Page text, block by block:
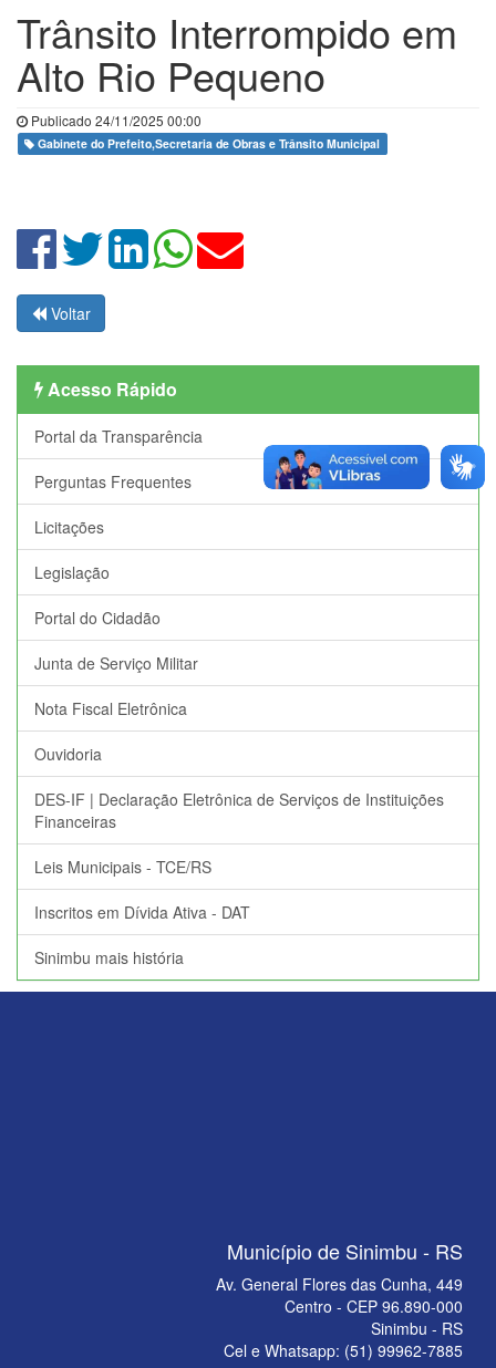
Trânsito Interrompido em
Alto Rio Pequeno
Publicado 24/11/2025 00:00
Gabinete do Prefeito,Secretaria de Obras e Trânsito Municipal
Voltar
Acesso Rápido
Portal da Transparência
Perguntas Frequentes
Licitações
Legislação
Portal do Cidadão
Junta de Serviço Militar
Nota Fiscal Eletrônica
Ouvidoria
DES-IF | Declaração Eletrônica de Serviços de Instituições
Financeiras
Leis Municipais - TCE/RS
Inscritos em Dívida Ativa - DAT
Sinimbu mais história
Município de Sinimbu - RS
Av. General Flores das Cunha, 449
Centro - CEP 96.890-000
Sinimbu - RS
Cel e Whatsapp: (51) 99962-7885